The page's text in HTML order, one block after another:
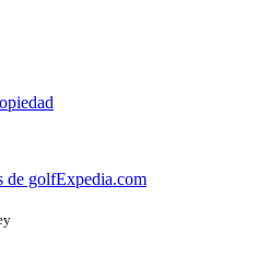
de golfExpedia.com